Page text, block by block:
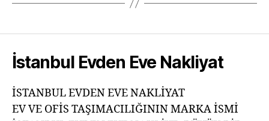
İstanbul Evden Eve Nakliyat
İSTANBUL EVDEN EVE NAKLİYAT
EV VE OFİS TAŞIMACILIĞININ MARKA İSMİ